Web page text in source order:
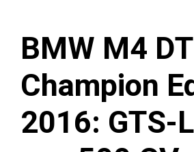
BMW M4
Champion
2016: GTS-